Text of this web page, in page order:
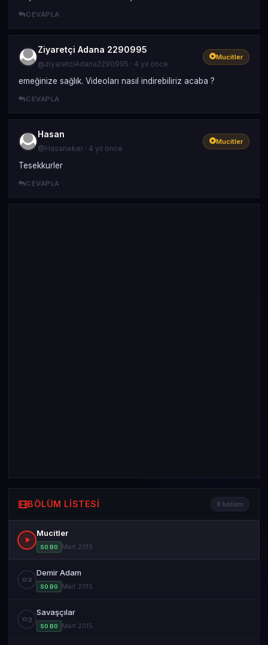
CEVAPLA
Ziyaretçi Adana 2290995
@ziyaretciAdana2290995 · 4 yıl önce
Mucitler
emeğinize sağlık. Videoları nasıl indirebiliriz acaba ?
CEVAPLA
Hasan
@Hasaneker · 4 yıl önce
Mucitler
Tesekkurler
CEVAPLA
BÖLÜM LISTESI 8 bölüm
Mucitler
S0 B0 Mart 2015
02
Demir Adam
S0 B0 Mart 2015
03
Savaşçılar
S0 B0 Mart 2015